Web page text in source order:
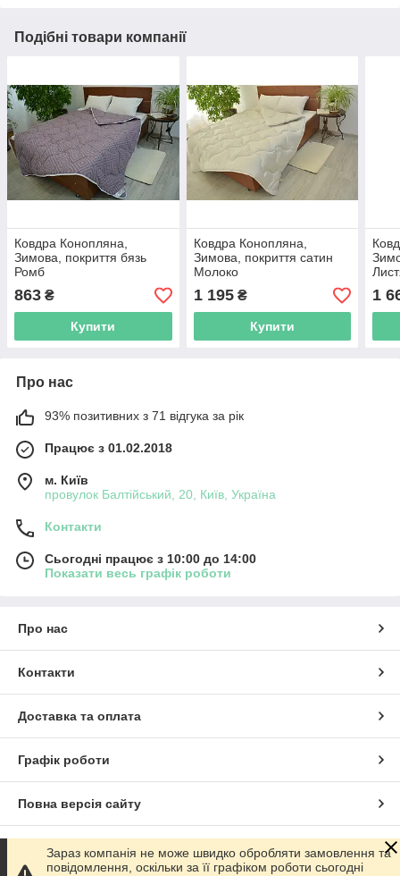
Подібні товари компанії
Ковдра Конопляна,
Зимова, покриття бязь
Ромб
863 ₴
Купити
Ковдра Конопляна,
Зимова, покриття сатин
Молоко
1 195₴
Купити
1
Про нас
93% позитивних з 71 відгука за рік
Працює з 01.02.2018
м. Київ
провулок Балтійський, 20, Київ, Україна
Контакти
Сьогодні працює з 10:00 до 14:00
Показати весь графік роботи
Про нас
Контакти
Доставка та оплата
Графік роботи
Повна версія сайту
Сайт створено на маркетплейсіProm.ua
Зараз компанія не може швидко обробляти замовлення та
повідомлення, оскільки за її графіком роботи сьогодні